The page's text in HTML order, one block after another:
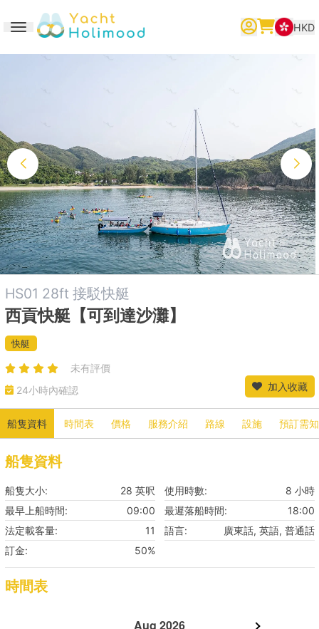
Toggle navigation
繁體中文 English
HKD
HS01 28ft 接駁快艇
西貢快艇【可到達沙灘】
快艇
未有評價
24小時內確認
加入收藏
船隻資料 時間表 價格 服務介紹 路線 設施 預訂需知
船隻資料
船隻大小: 28 英呎 使用時數:
8 小時
最早上船時間:
09:00 最遲落船時間:
18:00
法定載客量:
11 語言:
廣東話, 英語, 普通話
訂金:
50%
時間表
Aug 2026